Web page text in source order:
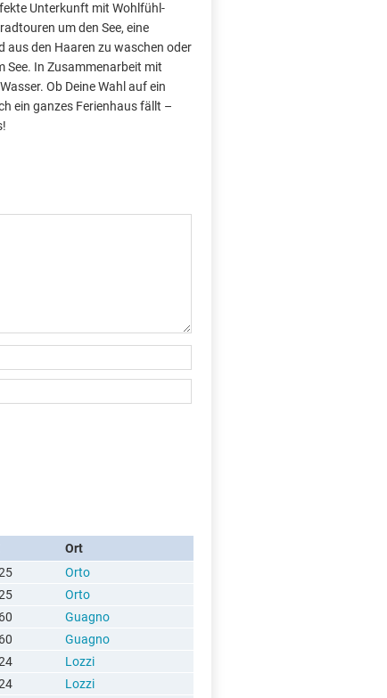
Unterkunft mit Wohlfühl-
um den See, eine
aus den Haaren zu waschen oder
See. In Zusammenarbeit mit
Ob Deine Wahl auf ein
ein ganzes Ferienhaus fällt –
Ort
Orto
Orto
Guagno
Guagno
Lozzi
Lozzi